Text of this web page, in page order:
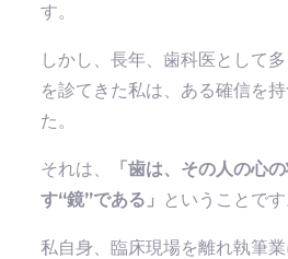
す。
しかし、長年、歯科医として
を診てきた私は、ある確信を
た。
それは、
「歯は、その人の心
す“鏡”である」
ということです
私自身、臨床現場を離れ執筆